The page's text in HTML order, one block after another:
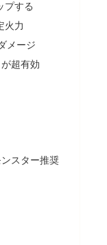
プする
火力
メージ
超有効
スター推奨